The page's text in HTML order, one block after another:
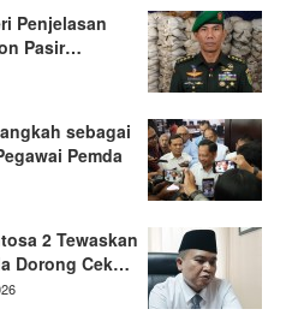
Penjelasan
Pasir…
sebagai
Pemda
2 Tewaskan
Dorong Cek…